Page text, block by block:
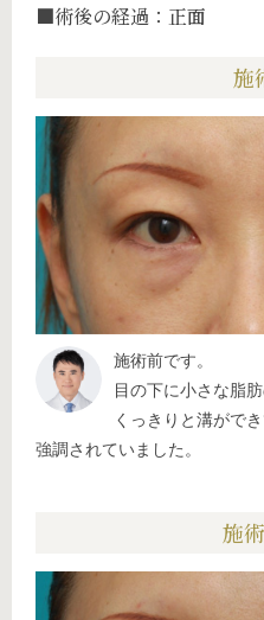
■術後の経過：正面
施
施術前です。
目の下に小さな脂
くっきりと溝がで
強調されていました。
施